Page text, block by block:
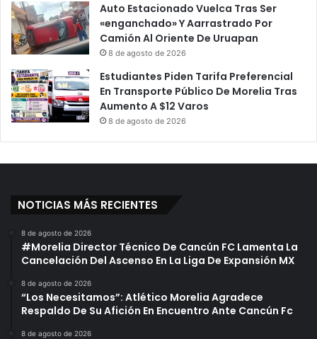
Auto Estacionado Vuelca Tras Ser
«enganchado» Y Aarrastrado Por
Camión Al Oriente De Uruapan
8 de agosto de 2026
Estudiantes Piden Tarifa Preferencial
En Transporte Público De Morelia Tras
Aumento A $12 Varos
8 de agosto de 2026
NOTICIAS MÁS RECIENTES
8 de agosto de 2026
#Morelia Director Técnico De Cancún FC Lamenta La
Cancelación Del Ascenso En La Liga De Expansión MX
8 de agosto de 2026
“Los Necesitamos”: Atlético Morelia Agradece
Respaldo De Su Afición En Encuentro Ante Cancún Fc
8 de agosto de 2026